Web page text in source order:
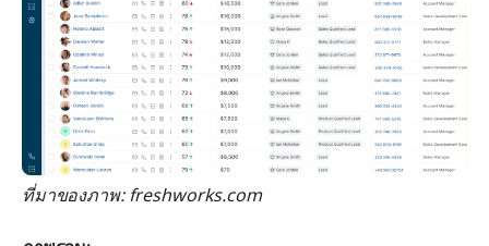
ที่มาของภาพ: freshworks.com